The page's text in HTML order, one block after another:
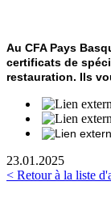
Au CFA Pays
certificats de
restauration. Ils
23.01.2025
< Retour à la liste